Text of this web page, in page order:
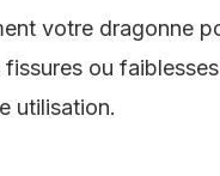
votre dragonne
ou
utilisation.